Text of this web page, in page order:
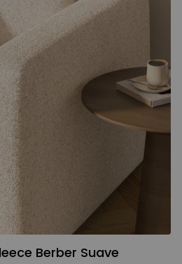
Berber Suave